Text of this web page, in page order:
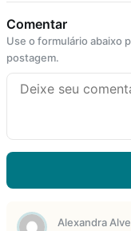
Comentar
Use o formulário abaixo
postagem.
Alexandra